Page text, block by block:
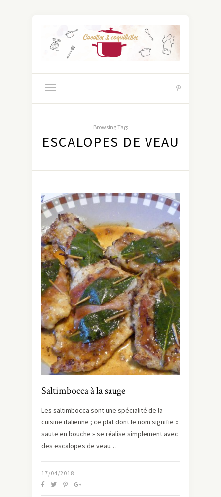
Browsing Tag:
ESCALOPES DE VEAU
Saltimbocca à la sauge
Les saltimbocca sont une spécialité de la
cuisine italienne ; ce plat dont le nom signifie «
saute en bouche » se réalise simplement avec
des escalopes de veau…
17/04/2018